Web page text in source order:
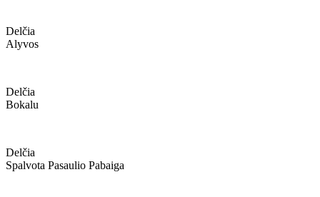
Delčia
Alyvos
Delčia
Bokalu
Delčia
Spalvota Pasaulio Pabaiga